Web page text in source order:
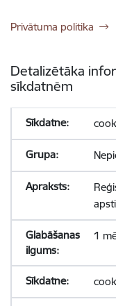
Privātuma politika
Detalizētāka
sīkdatnēm
1